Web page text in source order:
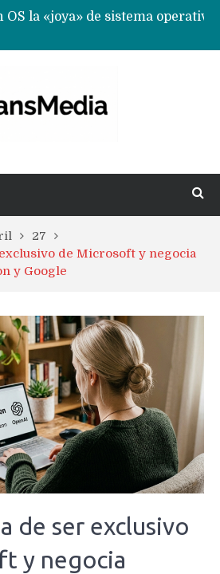
27
de Microsoft y negocia
y Google
de ser exclusivo
y negocia